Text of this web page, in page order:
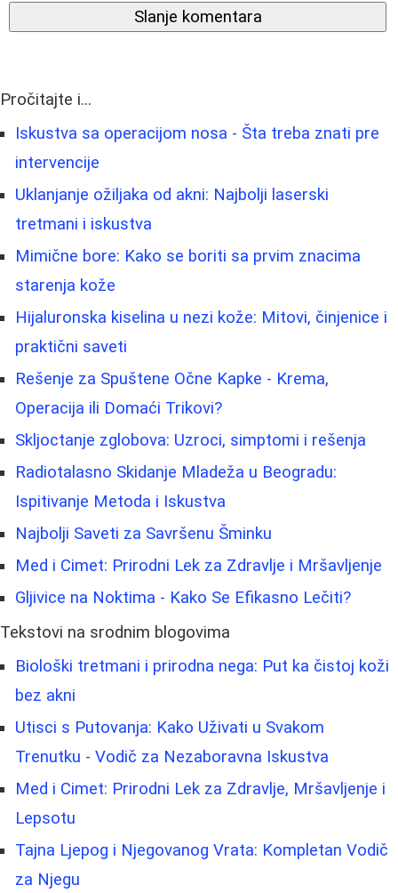
Slanje komentara
Pročitajte i...
Iskustva sa operacijom nosa - Šta treba znati pre
intervencije
Uklanjanje ožiljaka od akni: Najbolji laserski
tretmani i iskustva
Mimične bore: Kako se boriti sa prvim znacima
starenja kože
Hijaluronska kiselina u nezi kože: Mitovi, činjenice i
praktični saveti
Rešenje za Spuštene Očne Kapke - Krema,
Operacija ili Domaći Trikovi?
Skljoctanje zglobova: Uzroci, simptomi i rešenja
Radiotalasno Skidanje Mladeža u Beogradu:
Ispitivanje Metoda i Iskustva
Najbolji Saveti za Savršenu Šminku
Med i Cimet: Prirodni Lek za Zdravlje i Mršavljenje
Gljivice na Noktima - Kako Se Efikasno Lečiti?
Tekstovi na srodnim blogovima
Biološki tretmani i prirodna nega: Put ka čistoj koži
bez akni
Utisci s Putovanja: Kako Uživati u Svakom
Trenutku - Vodič za Nezaboravna Iskustva
Med i Cimet: Prirodni Lek za Zdravlje, Mršavljenje i
Lepsotu
Tajna Ljepog i Njegovanog Vrata: Kompletan Vodič
za Njegu